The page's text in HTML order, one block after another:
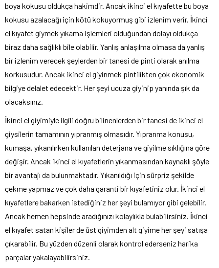
boya kokusu oldukça hakimdir. Ancak ikinci el kıyafette bu boya
kokusu azalacağı için kötü kokuyormuş gibi izlenim verir. İkinci
el kıyafet giymek yıkama işlemleri olduğundan dolayı oldukça
biraz daha sağlıklı bile olabilir. Yanlış anlaşılma olmasa da yanlış
bir izlenim verecek şeylerden bir tanesi de pinti olarak anılma
korkusudur. Ancak ikinci el giyinmek pintilikten çok ekonomik
bilgiye delalet edecektir. Her şeyi ucuza giyinip yanında şık da
olacaksınız.
İkinci el giyimiyle ilgili doğru bilinenlerden bir tanesi de ikinci el
giysilerin tamamının yıpranmış olmasıdır. Yıpranma konusu,
kumaşa, yıkanılırken kullanılan deterjana ve giyilme sıklığına göre
değişir. Ancak ikinci el kıyafetlerin yıkanmasından kaynaklı şöyle
bir avantajı da bulunmaktadır. Yıkanıldığı için sürpriz şekilde
çekme yapmaz ve çok daha garanti bir kıyafetiniz olur. İkinci el
kıyafetlere bakarken istediğiniz her şeyi bulamıyor gibi gelebilir.
Ancak hemen hepsinde aradığınızı kolaylıkla bulabilirsiniz. İkinci
el kıyafet satan kişiler de üst giyimden alt giyime her şeyi satışa
çıkarabilir. Bu yüzden düzenli olarak kontrol ederseniz harika
parçalar yakalayabilirsiniz.